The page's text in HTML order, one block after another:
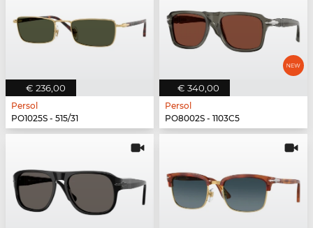
€ 236,00
Persol
PO1025S - 515/31
€ 340,00
Persol
PO8002S - 1103C5